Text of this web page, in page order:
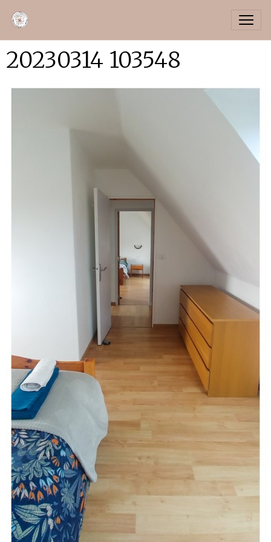
20230314 103548